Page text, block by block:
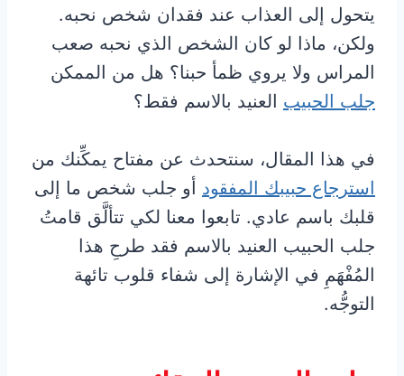
يتحول إلى العذاب عند فقدان شخص نحبه.
ولكن، ماذا لو كان الشخص الذي نحبه صعب
المراس ولا يروي ظمأ حبنا؟ هل من الممكن
جلب الحبيب العنيد بالاسم فقط؟
في هذا المقال، سنتحدث عن مفتاح يمكِّنك من
استرجاع حبيبك المفقود أو جلب شخص ما إلى
قلبك باسم عادي. تابعوا معنا لكي تتألَّق قامتُ
جلب الحبيب العنيد بالاسم فقد طرحِ هذا
المُفْهَمِ في الإشارة إلى شفاء قلوب تائهة
التوجُّه.